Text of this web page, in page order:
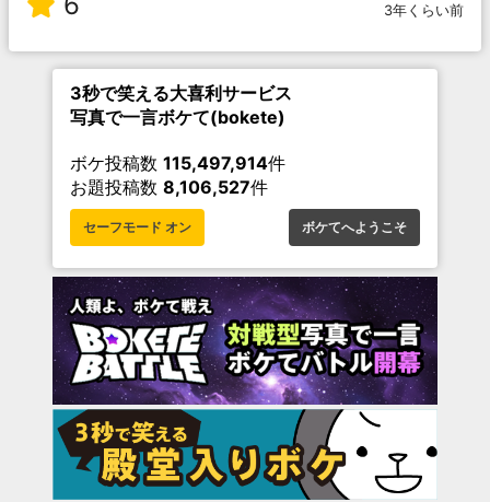
3年くらい前
3秒で笑える大喜利サービス
写真で一言ボケて(bokete)
ボケ投稿数 115,497,914件
お題投稿数 8,106,527件
セーフモード オン ボケてへようこそ